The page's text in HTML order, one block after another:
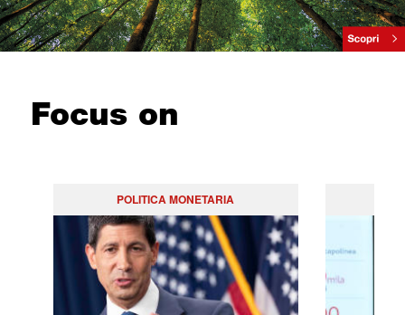
Focus on
POLITICA MONETARIA